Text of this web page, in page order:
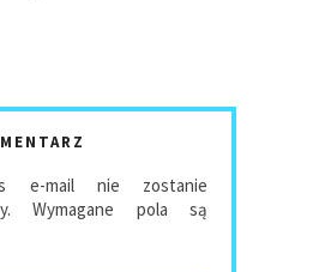
e-mail nie zostanie
Wymagane pola są